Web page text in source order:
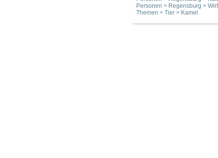
Personen > Regensburg >
Themen > Tier > Kamel